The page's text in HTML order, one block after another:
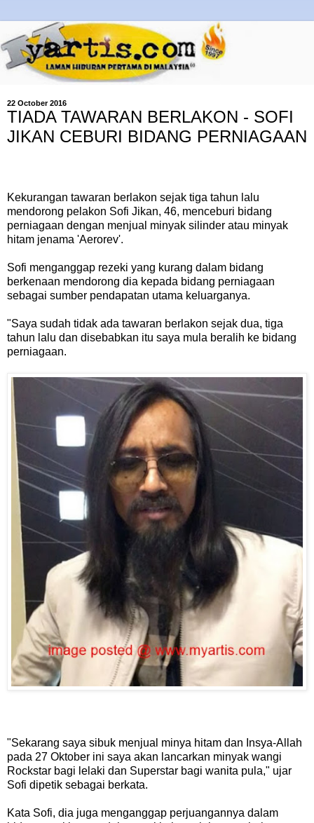
22 October 2016
TIADA TAWARAN BERLAKON - SOFI
JIKAN CEBURI BIDANG PERNIAGAAN
Kekurangan tawaran berlakon sejak tiga tahun lalu
mendorong pelakon Sofi Jikan, 46, menceburi bidang
perniagaan dengan menjual minyak silinder atau minyak
hitam jenama 'Aerorev'.
Sofi menganggap rezeki yang kurang dalam bidang
berkenaan mendorong dia kepada bidang perniagaan
sebagai sumber pendapatan utama keluarganya.
"Saya sudah tidak ada tawaran berlakon sejak dua, tiga
tahun lalu dan disebabkan itu saya mula beralih ke bidang
perniagaan.
"Sekarang saya sibuk menjual minya hitam dan Insya-Allah
pada 27 Oktober ini saya akan lancarkan minyak wangi
Rockstar bagi lelaki dan Superstar bagi wanita pula," ujar
Sofi dipetik sebagai berkata.
Kata Sofi, dia juga menganggap perjuangannya dalam